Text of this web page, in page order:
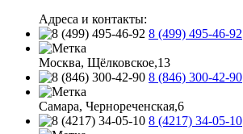
Адреса и контакты:
8 (499) 495-46-92
Москва, Щёлковское,13
8 (846) 300-42-90
Самара, Чернореченская,6
8 (4217) 34-05-10